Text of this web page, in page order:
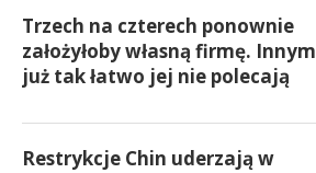
Trzech na czterech ponownie
założyłoby własną firmę. Innym
już tak łatwo jej nie polecają
Restrykcje Chin uderzają w